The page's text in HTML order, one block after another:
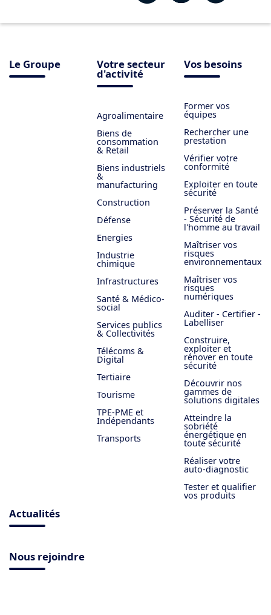
Le Groupe Votre secteur
d'activité
Agroalimentaire
Biens de
consommation
& Retail
Biens industriels
&
manufacturing
Construction
Défense
Energies
Industrie
chimique
Infrastructures
Santé & Médico-
social
Services publics
& Collectivités
Télécoms &
Digital
Tertiaire
Tourisme
TPE-PME et
Indépendants
Transports
Vos besoins
Former vos
équipes
Rechercher une
prestation
Vérifier votre
conformité
Exploiter en toute
sécurité
Préserver la Santé
- Sécurité de
l'homme au travail
Maîtriser vos
risques
environnementaux
Maîtriser vos
risques
numériques
Auditer - Certifier -
Labelliser
Construire,
exploiter et
rénover en toute
sécurité
Découvrir nos
gammes de
solutions digitales
Atteindre la
sobriété
énergétique en
toute sécurité
Réaliser votre
auto-diagnostic
Tester et qualifier
vos produits
Actualités
Nous rejoindre